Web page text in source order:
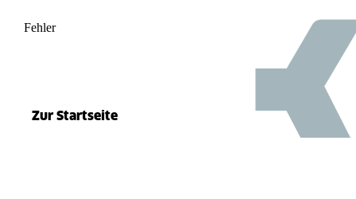
Fehler 500
Zur Startseite